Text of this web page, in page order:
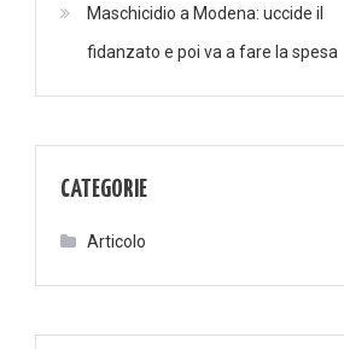
Maschicidio a Modena: uccide il
fidanzato e poi va a fare la spesa
CATEGORIE
Articolo